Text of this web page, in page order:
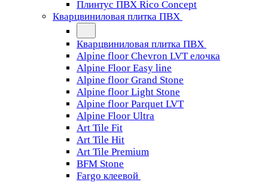
Плинтус ПВХ Rico Concept
Кварцвиниловая плитка ПВХ
Кварцвиниловая плитка ПВХ
Alpine floor Chevron LVT елочка
Alpine Floor Easy line
Alpine floor Grand Stone
Alpine floor Light Stone
Alpine floor Parquet LVT
Alpine Floor Ultra
Art Tile Fit
Art Tile Hit
Art Tile Premium
BFM Stone
Fargo клеевой